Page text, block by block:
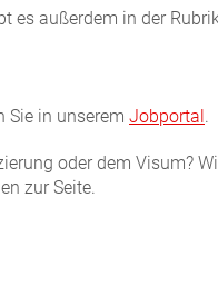
es außerdem in der
Sie in unserem Jobportal.
oder dem Visum?
zur Seite.